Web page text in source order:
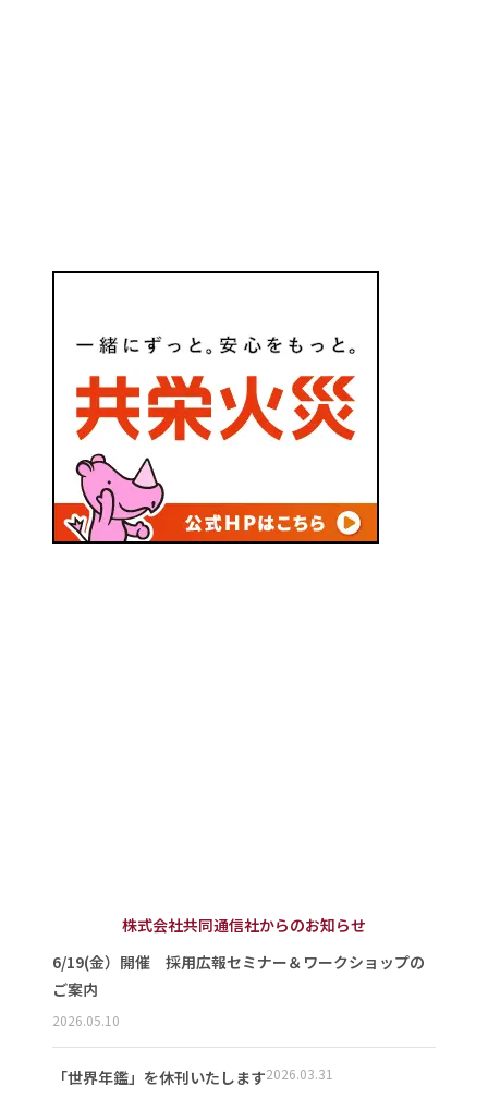
株式会社共同通信社からのお知らせ
6/19(金）開催 採用広報セミナー＆ワークショップの
ご案内
2026.05.10
「世界年鑑」を休刊いたします2026.03.31